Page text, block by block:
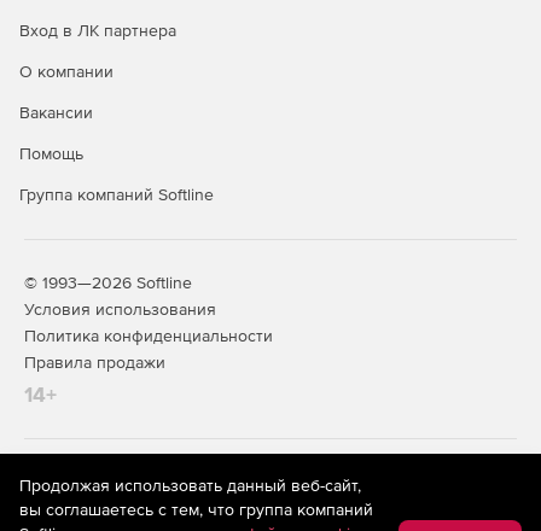
Вход в ЛК партнера
О компании
Вакансии
Помощь
Группа компаний Softline
© 1993—2026 Softline
Условия использования
Политика конфиденциальности
Правила продажи
14+
На информационном ресурсе store.softline.ru применяются
рекомендательные технологии
(информационные технологии
предоставления информации на основе сбора,
Продолжая использовать данный веб-сайт,
вы соглашаетесь с тем, что группа компаний